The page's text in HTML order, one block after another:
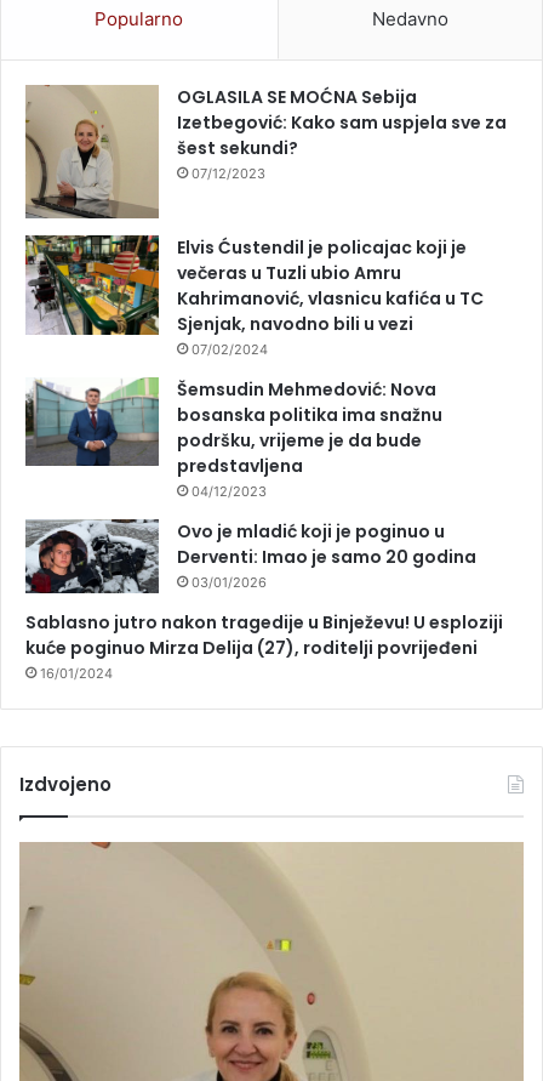
Popularno Nedavno
OGLASILA SE MOĆNA Sebija
Izetbegović: Kako sam uspjela sve za
šest sekundi?
07/12/2023
Elvis Ćustendil je policajac koji je
večeras u Tuzli ubio Amru
Kahrimanović, vlasnicu kafića u TC
Sjenjak, navodno bili u vezi
07/02/2024
Šemsudin Mehmedović: Nova
bosanska politika ima snažnu
podršku, vrijeme je da bude
predstavljena
04/12/2023
Ovo je mladić koji je poginuo u
Derventi: Imao je samo 20 godina
03/01/2026
Sablasno jutro nakon tragedije u Binježevu! U esploziji
kuće poginuo Mirza Delija (27), roditelji povrijeđeni
16/01/2024
Izdvojeno